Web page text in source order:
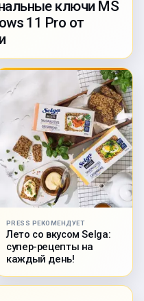
ключи MS
11 Pro от
PRESS РЕКОМЕНДУЕТ
Лето со вкусом Selga:
супер-рецепты на
каждый день!